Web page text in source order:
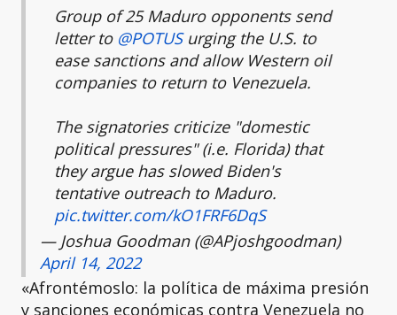
Group of 25 Maduro opponents send
letter to @POTUSurging the U.S. to
ease sanctions and allow Western oil
companies to return to Venezuela.
The signatories criticize "domestic
political pressures" (i.e. Florida) that
they argue has slowed Biden's
tentative outreach to Maduro.
pic.twitter.com/kO1FRF6DqS
— Joshua Goodman (@APjoshgoodman)
April 14, 2022
«Afrontémoslo: la política de máxima presión
y sanciones económicas contra Venezuela no